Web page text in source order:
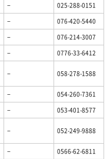
−
025-288-0151
−
076-420-5440
−
076-214-3007
− 0776-33-6412
− 058-278-1588
−
054-260-7361
− 053-401-8577
− 052-249-9888
−
0566-62-6811